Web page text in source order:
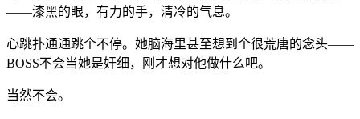
——漆黑的眼，有力的手，清冷的气息。
心跳扑通通跳个不停。她脑海里甚至想到个很荒唐的念头——
BOSS不会当她是奸细，刚才想对他做什么吧。
当然不会。